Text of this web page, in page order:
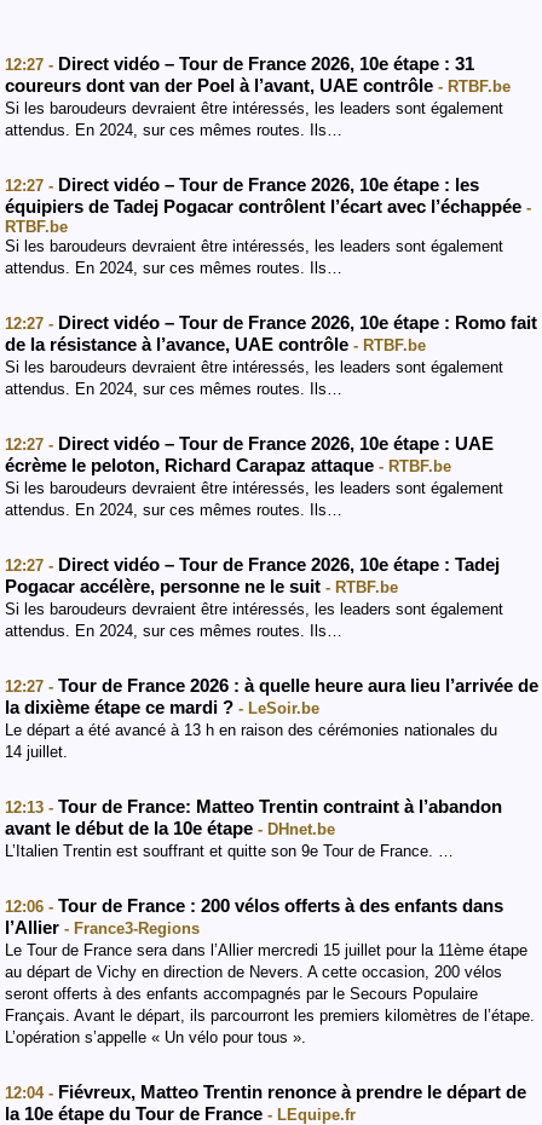
12:27 - Direct vidéo – Tour de France 2026, 10e étape : 31
coureurs dont van der Poel à l’avant, UAE contrôle - RTBF.be
Si les baroudeurs devraient être intéressés, les leaders sont également
attendus. En 2024, sur ces mêmes routes. Ils…
12:27 - Direct vidéo – Tour de France 2026, 10e étape : les
équipiers de Tadej Pogacar contrôlent l’écart avec l’échappée -
RTBF.be
Si les baroudeurs devraient être intéressés, les leaders sont également
attendus. En 2024, sur ces mêmes routes. Ils…
12:27 - Direct vidéo – Tour de France 2026, 10e étape : Romo fait
de la résistance à l’avance, UAE contrôle - RTBF.be
Si les baroudeurs devraient être intéressés, les leaders sont également
attendus. En 2024, sur ces mêmes routes. Ils…
12:27 - Direct vidéo – Tour de France 2026, 10e étape : UAE
écrème le peloton, Richard Carapaz attaque - RTBF.be
Si les baroudeurs devraient être intéressés, les leaders sont également
attendus. En 2024, sur ces mêmes routes. Ils…
12:27 - Direct vidéo – Tour de France 2026, 10e étape : Tadej
Pogacar accélère, personne ne le suit - RTBF.be
Si les baroudeurs devraient être intéressés, les leaders sont également
attendus. En 2024, sur ces mêmes routes. Ils…
12:27 - Tour de France 2026 : à quelle heure aura lieu l’arrivée de
la dixième étape ce mardi ? - LeSoir.be
Le départ a été avancé à 13 h en raison des cérémonies nationales du
14 juillet.
12:13 - Tour de France: Matteo Trentin contraint à l’abandon
avant le début de la 10e étape - DHnet.be
L’Italien Trentin est souffrant et quitte son 9e Tour de France. …
12:06 - Tour de France : 200 vélos offerts à des enfants dans
l’Allier - France3-Regions
Le Tour de France sera dans l’Allier mercredi 15 juillet pour la 11ème étape
au départ de Vichy en direction de Nevers. A cette occasion, 200 vélos
seront offerts à des enfants accompagnés par le Secours Populaire
Français. Avant le départ, ils parcourront les premiers kilomètres de l’étape.
L’opération s’appelle « Un vélo pour tous ».
12:04 - Fiévreux, Matteo Trentin renonce à prendre le départ de
la 10e étape du Tour de France - LEquipe.fr